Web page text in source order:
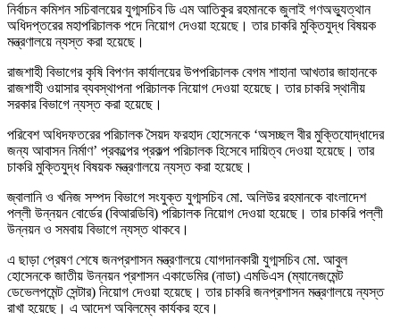
নির্বাচন কমিশন সচিবালয়ের যুগ্মসচিব ডি এম আতিকুর রহমানকে জুলাই গণঅভ্যুত্থান
অধিদপ্তরের মহাপরিচালক পদে নিয়োগ দেওয়া হয়েছে। তার চাকরি মুক্তিযুদ্ধ বিষয়ক
মন্ত্রণালয়ে ন্যস্ত করা হয়েছে।
রাজশাহী বিভাগের কৃষি বিপণন কার্যালয়ের উপপরিচালক বেগম শাহানা আখতার জাহানকে
রাজশাহী ওয়াসার ব্যবস্থাপনা পরিচালক নিয়োগ দেওয়া হয়েছে। তার চাকরি স্থানীয়
সরকার বিভাগে ন্যস্ত করা হয়েছে।
পরিবেশ অধিদফতরের পরিচালক সৈয়দ ফরহাদ হোসেনকে ‘অসচ্ছল বীর মুক্তিযোদ্ধাদের
জন্য আবাসন নির্মাণ’ প্রকল্পের প্রকল্প পরিচালক হিসেবে দায়িত্ব দেওয়া হয়েছে। তার
চাকরি মুক্তিযুদ্ধ বিষয়ক মন্ত্রণালয়ে ন্যস্ত করা হয়েছে।
জ্বালানি ও খনিজ সম্পদ বিভাগে সংযুক্ত যুগ্মসচিব মো. অলিউর রহমানকে বাংলাদেশ
পল্লী উন্নয়ন বোর্ডের (বিআরডিবি) পরিচালক নিয়োগ দেওয়া হয়েছে। তার চাকরি পল্লী
উন্নয়ন ও সমবায় বিভাগে ন্যস্ত থাকবে।
এ ছাড়া প্রেষণ শেষে জনপ্রশাসন মন্ত্রণালয়ে যোগদানকারী যুগ্মসচিব মো. আবুল
হোসেনকে জাতীয় উন্নয়ন প্রশাসন একাডেমির (নাডা) এমডিএস (ম্যানেজমেন্ট
ডেভেলপমেন্ট সেন্টার) নিয়োগ দেওয়া হয়েছে। তার চাকরি জনপ্রশাসন মন্ত্রণালয়ে ন্যস্ত
রাখা হয়েছে। এ আদেশ অবিলম্বে কার্যকর হবে।